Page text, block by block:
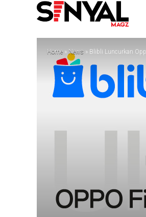
Home » News » Blibli Luncurkan